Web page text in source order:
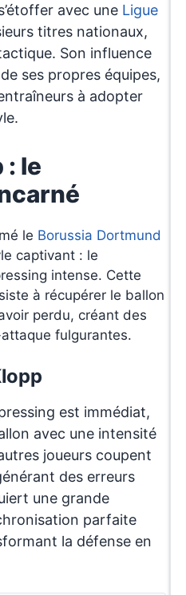
avec une Ligue
titres nationaux,
Son influence
ses propres équipes,
à adopter
: le
le Borussia Dortmund
captivant : le
intense. Cette
à récupérer le ballon
perdu, créant des
fulgurantes.
est immédiat,
avec une intensité
joueurs coupent
des erreurs
une grande
parfaite
la défense en